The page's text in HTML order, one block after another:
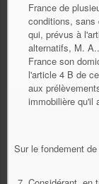
France de
conditions, sans
qui, prévus à
alternatifs, M.
France son
l'article 4 B de
aux
immobilière qu'il
Sur le fondement